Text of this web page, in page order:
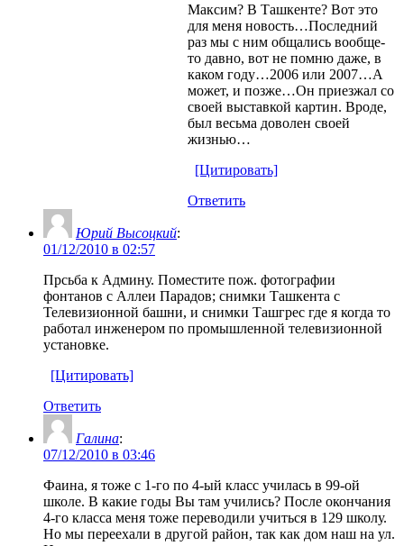
Максим? В Ташкенте? Вот это
для меня новость…Последний
раз мы с ним общались вообще-
то давно, вот не помню даже, в
каком году…2006 или 2007…А
может, и позже…Он приезжал со
своей выставкой картин. Вроде,
был весьма доволен своей
жизнью…
[Цитировать]
Ответить
Юрий Высоцкий:
01/12/2010 в 02:57
Прсьба к Админу. Поместите пож. фотографии
фонтанов с Аллеи Парадов; снимки Ташкента с
Телевизионной башни, и снимки Ташгрес где я когда то
работал инженером по промышленной телевизионной
установке.
[Цитировать]
Ответить
Галина:
07/12/2010 в 03:46
Фаина, я тоже с 1-го по 4-ый класс училась в 99-ой
школе. В какие годы Вы там учились? После окончания
4-го класса меня тоже переводили учиться в 129 школу.
Но мы переехали в другой район, так как дом наш на ул.